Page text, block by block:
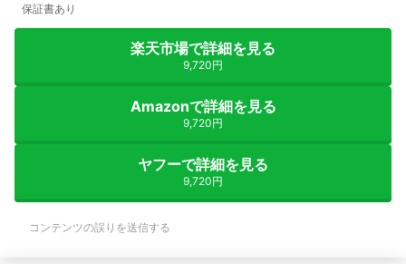
保証書あり
楽天市場で詳細を見る
9,720円
Amazonで詳細を見る
9,720円
ヤフーで詳細を見る
9,720円
コンテンツの誤りを送信する